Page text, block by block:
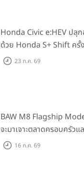
Honda Civic e:HEV ปลุ
ด้วย Honda S+ Shift ครั้
เพิ่ม Blind Spot
23 ก.ค. 69
BAW M8 Flagship
จะมาเจาะตลาดครอบครัว
ราคาที่ 1.299 ลบ. (สิทธิพิ
16 ก.ค. 69